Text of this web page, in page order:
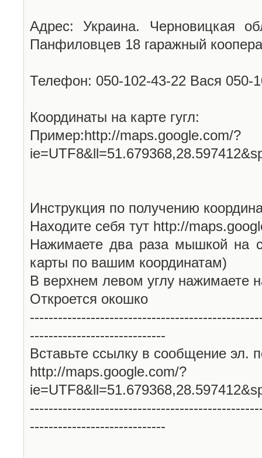
Адрес: Украина. Черновицкая
Панфиловцев 18 гаражный
Телефон: 050-102-43-22 Вася 050-
Координаты на карте гугл:
Пример:http://maps.google.com/?
Инструкция по получению
Находите себя тут http://
Нажимаете два раза мышкой на
карты по вашим координатам)
В верхнем левом углу нажимаете
Откроется окошко
-----------------------------
Вставьте ссылку в сообщение эл.
http://maps.google.com/?
-----------------------------